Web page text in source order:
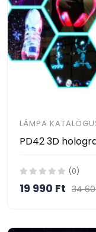
LÁMPA
(0)
19 990 Ft 34